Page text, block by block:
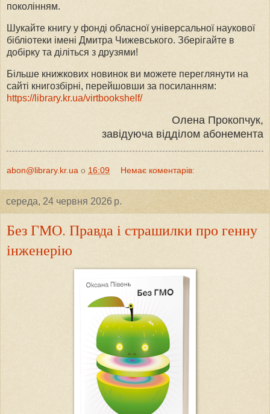
поколінням.
Шукайте книгу у фонді обласної універсальної наукової
бібліотеки імені Дмитра Чижевського. Зберігайте в
добірку та діліться з друзями!
Більше книжкових новинок ви можете переглянути на
сайті книгозбірні, перейшовши за посиланням:
https://library.kr.ua/virtbookshelf/
Олена Прокопчук,
завідуюча відділом абонемента
abon@library.kr.ua о 16:09 Немає коментарів:
середа, 24 червня 2026 р.
Без ГМО. Правда і страшилки про генну
інженерію